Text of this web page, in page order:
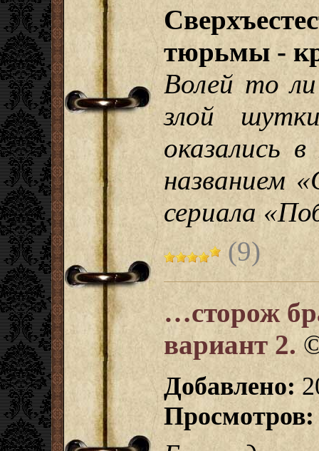
тюрьмы -
Волей то
злой
оказались
названием
сериала
(9)
…сторож
вариант 2.
Добавлено:
Просмотров: